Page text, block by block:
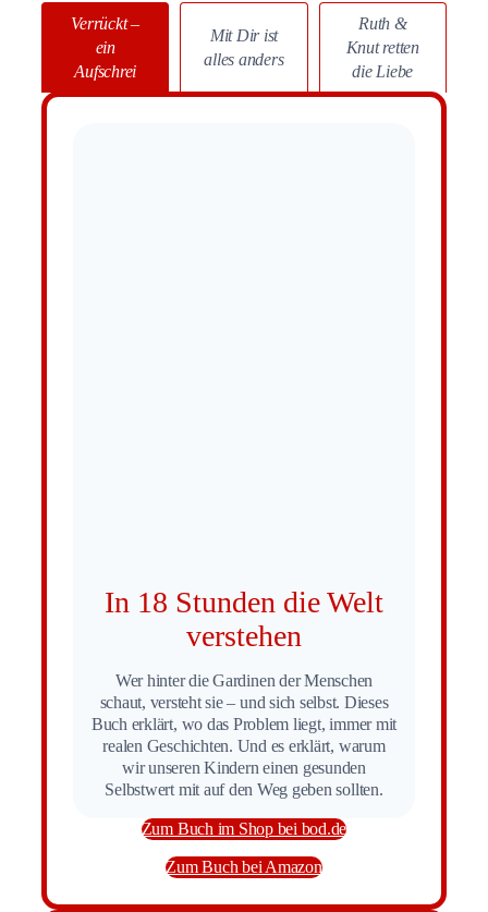
Verrückt –
ein
Aufschrei
Mit Dir ist
alles anders
Ruth &
Knut retten
die Liebe
In 18 Stunden die Welt
verstehen
Wer hinter die Gardinen der Menschen
schaut, versteht sie – und sich selbst. Dieses
Buch erklärt, wo das Problem liegt, immer mit
realen Geschichten. Und es erklärt, warum
wir unseren Kindern einen gesunden
Selbstwert mit auf den Weg geben sollten.
Zum Buch im Shop bei bod.de
Zum Buch bei Amazon